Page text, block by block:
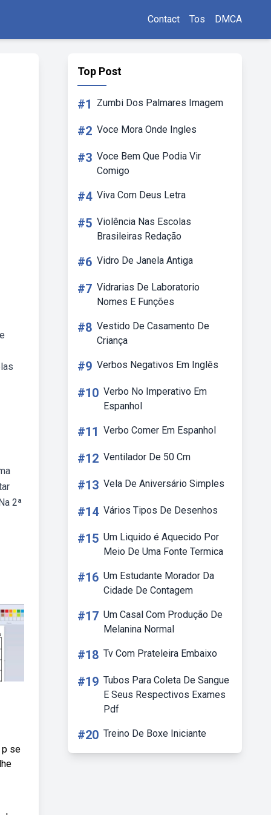
Contact Tos DMCA
2ª
p se
Top Post
#1 Zumbi Dos Palmares Imagem
#2 Voce Mora Onde Ingles
#3 Voce Bem Que Podia Vir
Comigo
#4 Viva Com Deus Letra
#5 Violência Nas Escolas
Brasileiras Redação
#6 Vidro De Janela Antiga
#7 Vidrarias De Laboratorio
Nomes E Funções
#8 Vestido De Casamento De
Criança
#9 Verbos Negativos Em Inglês
#10 Verbo No Imperativo Em
Espanhol
#11 Verbo Comer Em Espanhol
#12 Ventilador De 50 Cm
#13 Vela De Aniversário Simples
#14 Vários Tipos De Desenhos
#15 Um Liquido é Aquecido Por
Meio De Uma Fonte Termica
#16 Um Estudante Morador Da
Cidade De Contagem
#17 Um Casal Com Produção De
Melanina Normal
#18 Tv Com Prateleira Embaixo
#19 Tubos Para Coleta De Sangue
E Seus Respectivos Exames
Pdf
#20 Treino De Boxe Iniciante